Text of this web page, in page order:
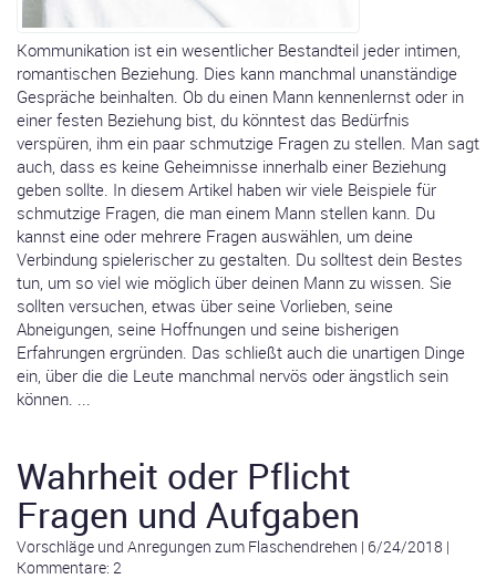
Kommunikation ist ein wesentlicher Bestandteil jeder intimen,
romantischen Beziehung. Dies kann manchmal unanständige
Gespräche beinhalten. Ob du einen Mann kennenlernst oder in
einer festen Beziehung bist, du könntest das Bedürfnis
verspüren, ihm ein paar schmutzige Fragen zu stellen. Man sagt
auch, dass es keine Geheimnisse innerhalb einer Beziehung
geben sollte. In diesem Artikel haben wir viele Beispiele für
schmutzige Fragen, die man einem Mann stellen kann. Du
kannst eine oder mehrere Fragen auswählen, um deine
Verbindung spielerischer zu gestalten. Du solltest dein Bestes
tun, um so viel wie möglich über deinen Mann zu wissen. Sie
sollten versuchen, etwas über seine Vorlieben, seine
Abneigungen, seine Hoffnungen und seine bisherigen
Erfahrungen ergründen. Das schließt auch die unartigen Dinge
ein, über die die Leute manchmal nervös oder ängstlich sein
können. ...
Wahrheit oder Pflicht
Fragen und Aufgaben
Vorschläge und Anregungen zum Flaschendrehen | 6/24/2018 |
Kommentare: 2